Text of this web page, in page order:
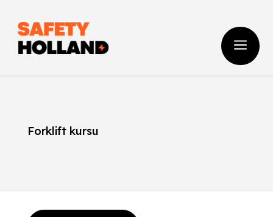
a
Forklift kursu